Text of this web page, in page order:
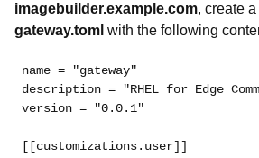
imagebuilder.example.com, create
gateway.toml with the following
name = "gateway"
description = "RHEL for Edge
version = "0.0.1"
[[customizations.user]]